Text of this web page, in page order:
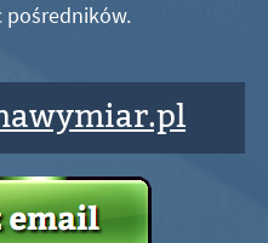
pośredników.